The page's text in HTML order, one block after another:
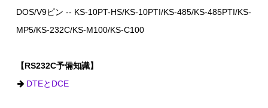
DOS/V9ピン -- KS-10PT-HS/KS-10PTI/KS-485/KS-485PTI/KS-
MP5/KS-232C/KS-M100/KS-C100
【RS232C予備知識】
DTEとDCE